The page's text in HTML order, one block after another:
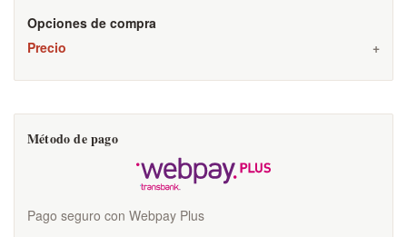
Opciones de compra
Precio
Método de pago
Pago seguro con Webpay Plus